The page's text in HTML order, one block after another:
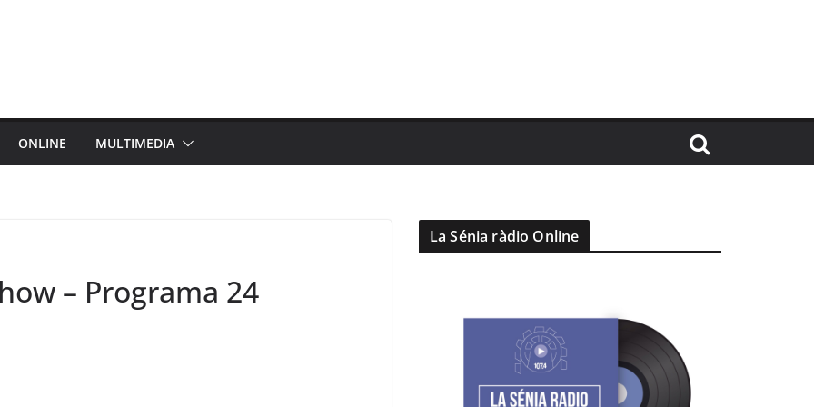
ONLINE MULTIMEDIA
– Programa 24
La Sénia ràdio Online